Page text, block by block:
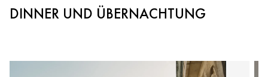
DINNER UND ÜBERNACHTUNG